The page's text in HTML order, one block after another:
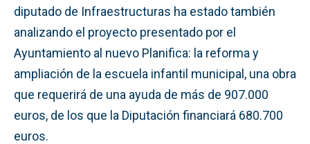
diputado de Infraestructuras ha estado también
analizando el proyecto presentado por el
Ayuntamiento al nuevo Planifica: la reforma y
ampliación de la escuela infantil municipal, una obra
que requerirá de una ayuda de más de 907.000
euros, de los que la Diputación financiará 680.700
euros.